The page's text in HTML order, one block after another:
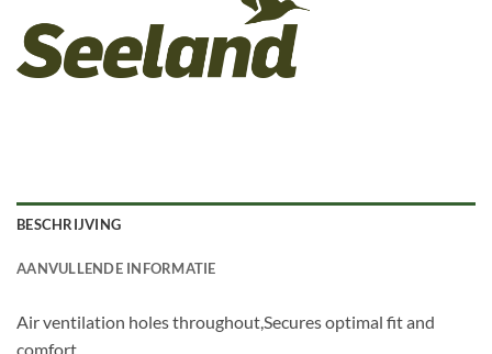
BESCHRIJVING
AANVULLENDE INFORMATIE
Air ventilation holes throughout,Secures optimal fit and
comfort